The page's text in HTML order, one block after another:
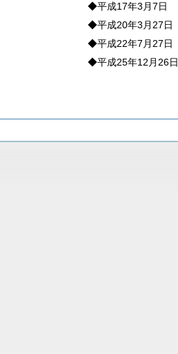
◆平成17年3月7日
◆平成20年3月27日
◆平成22年7月27日
◆平成25年12月26日